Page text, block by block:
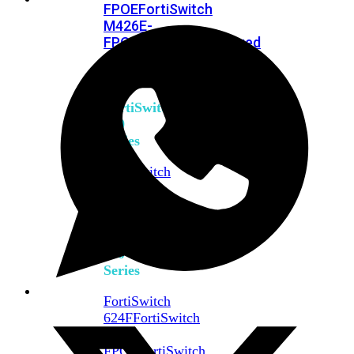
FPOEFortiSwitch
M426E-
FPOE
FortiSwitchRugged
424F-
FortiSwitch
500
Series
FortiSwitch
600
Series
FortiSwitch
624FFortiSwitch
624F-
FPOE
FortiSwitch